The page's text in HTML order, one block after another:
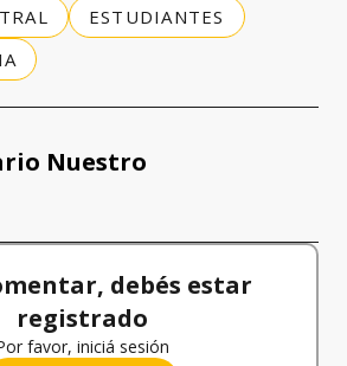
ESTUDIANTES
Nuestro
debés estar
registrado
favor, iniciá sesión